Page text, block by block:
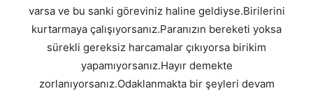
varsa ve bu sanki göreviniz haline geldiyse.Birilerini
kurtarmaya çalışıyorsanız.Paranızın bereketi yoksa
sürekli gereksiz harcamalar çıkıyorsa birikim
yapamıyorsanız.Hayır demekte
zorlanıyorsanız.Odaklanmakta bir şeyleri devam